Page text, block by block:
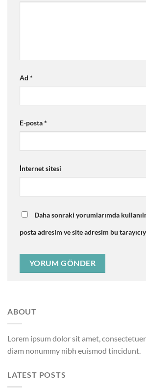
Ad *
E-posta*
İnternet sitesi
Daha sonraki yorumlarımda
posta adresim ve site adresim bu
ABOUT
Lorem ipsum dolor sit amet,
diam nonummy nibh euismod tincidunt.
LATEST POSTS